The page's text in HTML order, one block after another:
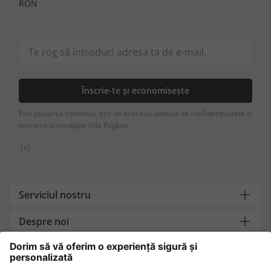
RON
Înscrie-te și economisește
Prin plasarea comenzii, ești de acord cu politica de confidențialitate și
termenii și condițiile Ulla Popken.
[+]
Serviciul nostru
Despre noi
Contact